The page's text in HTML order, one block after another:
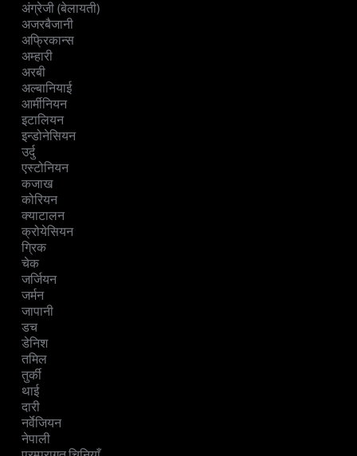
अंग्रेजी (बेलायती)
अजरबैजानी
अफ्रिकान्स
अम्हारी
अरबी
अल्बानियाई
आर्मीनियन
इटालियन
इन्डोनेसियन
उर्दु
एस्टोनियन
कजाख
कोरियन
क्याटालन
क्रोयेसियन
ग्रिक
चेक
जर्जियन
जर्मन
जापानी
डच
डेनिश
तमिल
तुर्की
थाई
दारी
नर्वेजियन
नेपाली